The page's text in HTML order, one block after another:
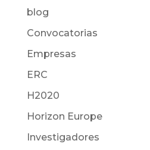
blog
Convocatorias
Empresas
ERC
H2020
Horizon Europe
Investigadores